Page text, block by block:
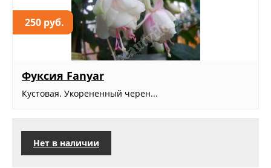
250 руб.
Фуксия Fanyar
Кустовая. Укорененный черен...
Нет в наличии